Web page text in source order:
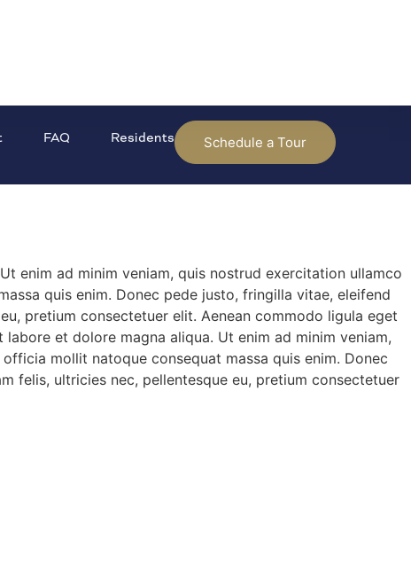
FAQ Residents Schedule a Tour
enim ad minim veniam, quis nostrud exercitation ullamco
quis enim. Donec pede justo, fringilla vitae, eleifend
pretium consectetuer elit. Aenean commodo ligula eget
et dolore magna aliqua. Ut enim ad minim veniam,
mollit natoque consequat massa quis enim. Donec
felis, ultricies nec, pellentesque eu, pretium consectetuer